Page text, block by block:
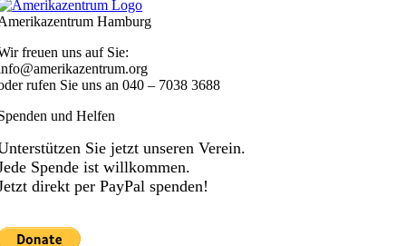
Hamburg
freuen uns auf Sie:
rufen Sie uns an040 – 7038 3688
und Helfen
Sie jetzt unseren Verein.
Spende ist willkommen.
direkt per PayPal spenden!